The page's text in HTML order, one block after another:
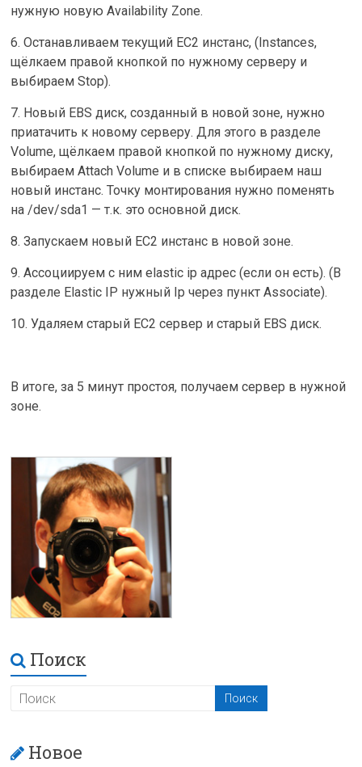
нужную новую Availability Zone.
6. Останавливаем текущий EC2 инстанс, (Instances,
щёлкаем правой кнопкой по нужному серверу и
выбираем Stop).
7. Новый EBS диск, созданный в новой зоне, нужно
приатачить к новому серверу. Для этого в разделе
Volume, щёлкаем правой кнопкой по нужному диску,
выбираем Attach Volume и в списке выбираем наш
новый инстанс. Точку монтирования нужно поменять
на /dev/sda1 — т.к. это основной диск.
8. Запускаем новый EC2 инстанс в новой зоне.
9. Aссоциируем с ним elastic ip адрес (если он есть). (В
разделе Elastic IP нужный Ip через пункт Associate).
10. Удаляем старый EC2 сервер и старый EBS диск.
В итоге, за 5 минут простоя, получаем сервер в нужной
зоне.
Поиск
Новое